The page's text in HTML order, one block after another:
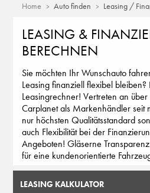
Home Auto finden Leasing /
LEASING &
BERECHNEN
Sie möchten Ihr Wunschauto
Leasing finanziell flexibel
Leasingrechner! Vertreten an
Carplanet als Markenhändler seit
nur höchsten Qualitätsstandard
auch Flexibilität bei der
Angeboten! Gläserne
für eine kundenorientierte
LEASING KALKULATOR